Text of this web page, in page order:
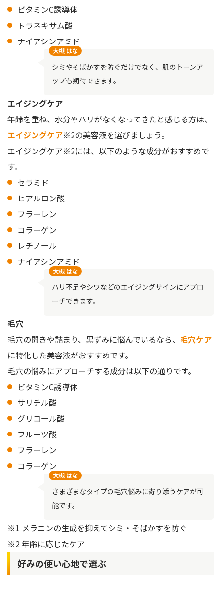
ビタミンC誘導体
トラネキサム酸
ナイアシンアミド
大槻 はな
シミやそばかすを防ぐだけでなく、肌のトーンア
ップも期待できます。
エイジングケア
年齢を重ね、水分やハリがなくなってきたと感じる方は、
エイジングケア※2の美容液を選びましょう。
エイジングケア※2には、以下のような成分がおすすめで
す。
セラミド
ヒアルロン酸
フラーレン
コラーゲン
レチノール
ナイアシンアミド
大槻 はな
ハリ不足やシワなどのエイジングサインにアプロ
ーチできます。
毛穴
毛穴の開きや詰まり、黒ずみに悩んでいるなら、 毛穴ケア
に特化した美容液がおすすめです。
毛穴の悩みにアプローチする成分は以下の通りです。
ビタミンC誘導体
サリチル酸
グリコール酸
フルーツ酸
フラーレン
コラーゲン
大槻 はな
さまざまなタイプの毛穴悩みに寄り添うケアが可
能です。
※1 メラニンの生成を抑えてシミ・そばかすを防ぐ
※2 年齢に応じたケア
好みの使い心地で選ぶ